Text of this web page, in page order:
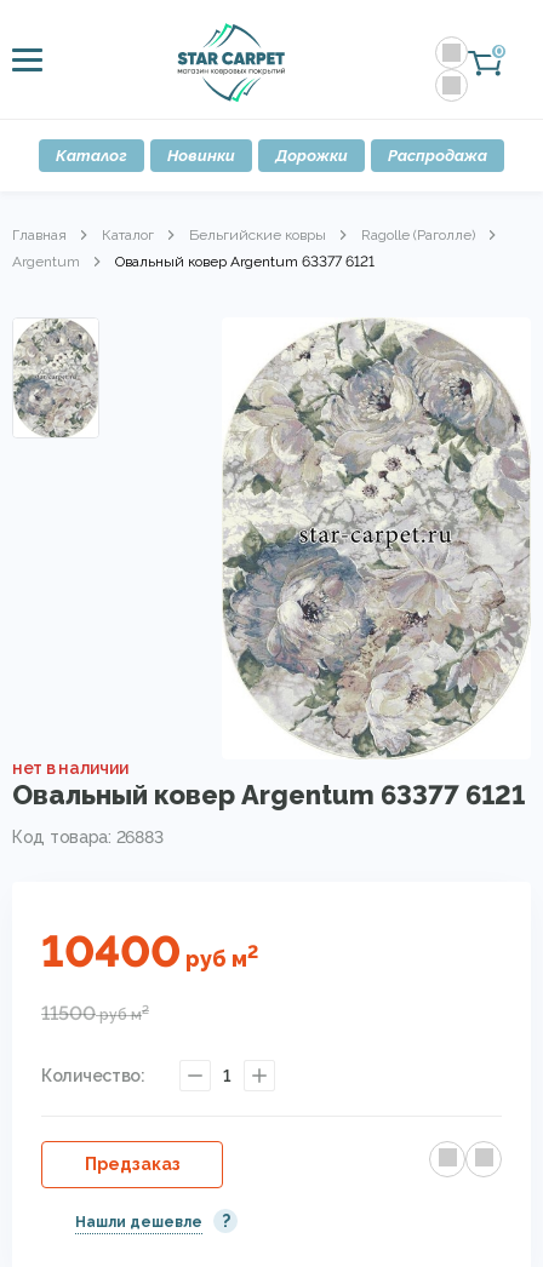
0
Каталог Новинки Дорожки Распродажа
Главная Каталог Бельгийские ковры
Ragolle (Раголле)
Argentum
Овальный ковер Argentum 63377 6121
нет в наличии
Овальный ковер Argentum 63377 6121
Код товара: 26883
10400 руб м2
11500рубм2
Количество: 1
Предзаказ
Нашли дешевле ?